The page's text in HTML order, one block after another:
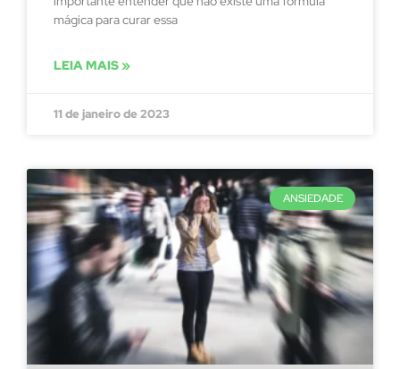
mágica para curar essa
LEIA MAIS »
11 de janeiro de 2023
ANSIEDADE